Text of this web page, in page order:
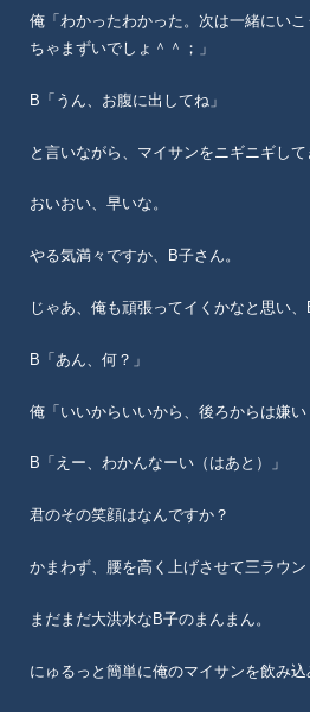
俺「わかったわかった。次は一緒にい
ちゃまずいでしょ＾＾；」
B「うん、お腹に出してね」
と言いながら、マイサンをニギニギして
おいおい、早いな。
やる気満々ですか、B子さん。
じゃあ、俺も頑張ってイくかなと思い、
B「あん、何？」
俺「いいからいいから、後ろからは嫌い
B「えー、わかんなーい（はあと）」
君のその笑顔はなんですか？
かまわず、腰を高く上げさせて三ラウン
まだまだ大洪水なB子のまんまん。
にゅるっと簡単に俺のマイサンを飲み込